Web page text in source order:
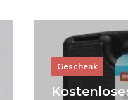
Geschenk